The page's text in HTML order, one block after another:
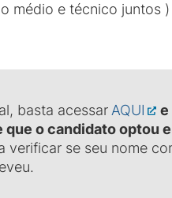
médio e técnico juntos
basta acessar AQUI
e
que o candidato optou
verificar se seu nome